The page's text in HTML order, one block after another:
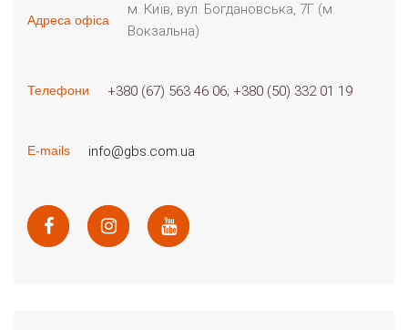
Адреса офіса
м. Київ, вул. Богдановська, 7Г (м.
Вокзальна)
Телефони +380 (67) 563 46 06 +380 (50) 332 01 19
E-mails info@gbs.com.ua